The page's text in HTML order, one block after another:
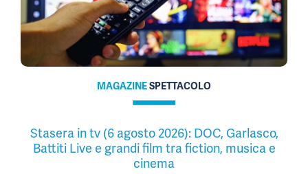
MAGAZINESPETTACOLO
Stasera in tv (6 agosto 2026): DOC, Garlasco,
Battiti Live e grandi film tra fiction, musica e
cinema